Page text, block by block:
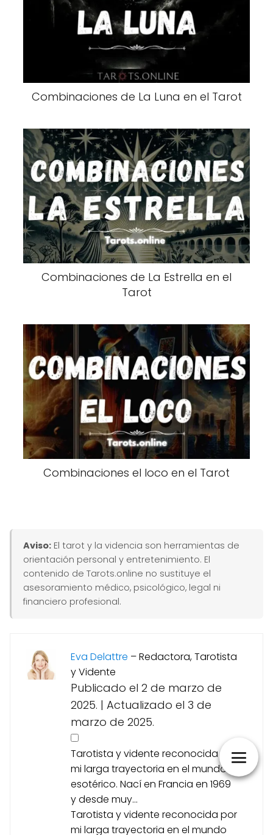
Combinaciones de La Luna en el Tarot
Combinaciones de La Estrella en el
Tarot
Combinaciones el loco en el Tarot
Aviso: El tarot y la videncia son herramientas de
orientación personal y entretenimiento. El
contenido de Tarots.online no sustituye el
asesoramiento médico, psicológico, legal ni
financiero profesional.
Eva Delattre –Redactora, Tarotista
y Vidente
Publicado el 2 de marzo de
2025. | Actualizado el 3 de
marzo de 2025.
Tarotista y vidente reconocida por
mi larga trayectoria en el mundo
esotérico. Nací en Francia en 1969
y desde muy...
Tarotista y vidente reconocida por
mi larga trayectoria en el mundo